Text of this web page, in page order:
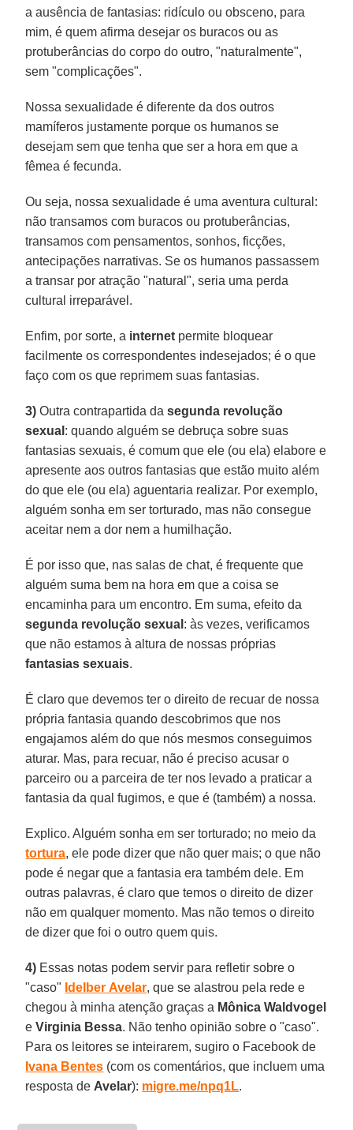
a ausência de fantasias: ridículo ou obsceno, para
mim, é quem afirma desejar os buracos ou as
protuberâncias do corpo do outro, "naturalmente",
sem "complicações".
Nossa sexualidade é diferente da dos outros
mamíferos justamente porque os humanos se
desejam sem que tenha que ser a hora em que a
fêmea é fecunda.
Ou seja, nossa sexualidade é uma aventura cultural:
não transamos com buracos ou protuberâncias,
transamos com pensamentos, sonhos, ficções,
antecipações narrativas. Se os humanos passassem
a transar por atração "natural", seria uma perda
cultural irreparável.
Enfim, por sorte, a internet permite bloquear
facilmente os correspondentes indesejados; é o que
faço com os que reprimem suas fantasias.
3) Outra contrapartida dasegunda revolução
sexual : quando alguém se debruça sobre suas
fantasias sexuais, é comum que ele (ou ela) elabore e
apresente aos outros fantasias que estão muito além
do que ele (ou ela) aguentaria realizar. Por exemplo,
alguém sonha em ser torturado, mas não consegue
aceitar nem a dor nem a humilhação.
É por isso que, nas salas de chat, é frequente que
alguém suma bem na hora em que a coisa se
encaminha para um encontro. Em suma, efeito da
segunda revolução sexual : às vezes, verificamos
que não estamos à altura de nossas próprias
fantasias sexuais.
É claro que devemos ter o direito de recuar de nossa
própria fantasia quando descobrimos que nos
engajamos além do que nós mesmos conseguimos
aturar. Mas, para recuar, não é preciso acusar o
parceiro ou a parceira de ter nos levado a praticar a
fantasia da qual fugimos, e que é (também) a nossa.
Explico. Alguém sonha em ser torturado; no meio da
tortura, ele pode dizer que não quer mais; o que não
pode é negar que a fantasia era também dele. Em
outras palavras, é claro que temos o direito de dizer
não em qualquer momento. Mas não temos o direito
de dizer que foi o outro quem quis.
4) Essas notas podem servir para refletir sobre o
"caso" Idelber Avelar, que se alastrou pela rede e
chegou à minha atenção graças a Mônica Waldvogel
eVirginia Bessa. Não tenho opinião sobre o "caso".
Para os leitores se inteirarem, sugiro o Facebook de
Ivana Bentes (com os comentários, que incluem uma
resposta de Avelar): migre.me/npq1L.